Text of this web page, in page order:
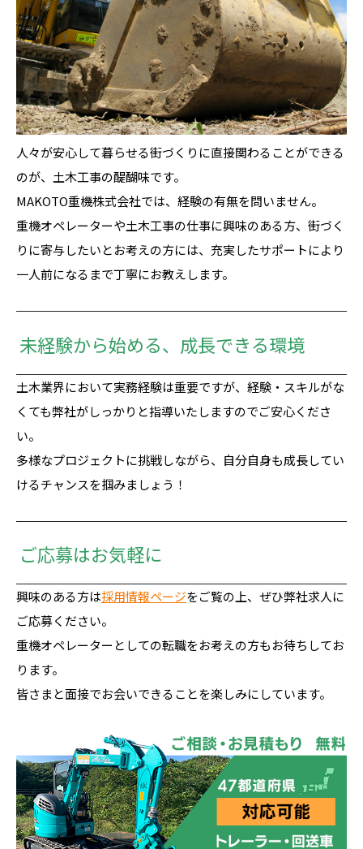
人々が安心して暮らせる街づくりに直接関わることができる
のが、土木工事の醍醐味です。
MAKOTO重機株式会社では、経験の有無を問いません。
重機オペレーターや土木工事の仕事に興味のある方、街づく
りに寄与したいとお考えの方には、充実したサポートにより
一人前になるまで丁寧にお教えします。
未経験から始める、成長できる環境
土木業界において実務経験は重要ですが、経験・スキルがな
くても弊社がしっかりと指導いたしますのでご安心くださ
い。
多様なプロジェクトに挑戦しながら、自分自身も成長してい
けるチャンスを掴みましょう！
ご応募はお気軽に
興味のある方は採用情報ページをご覧の上、ぜひ弊社求人に
ご応募ください。
重機オペレーターとしての転職をお考えの方もお待ちしてお
ります。
皆さまと面接でお会いできることを楽しみにしています。